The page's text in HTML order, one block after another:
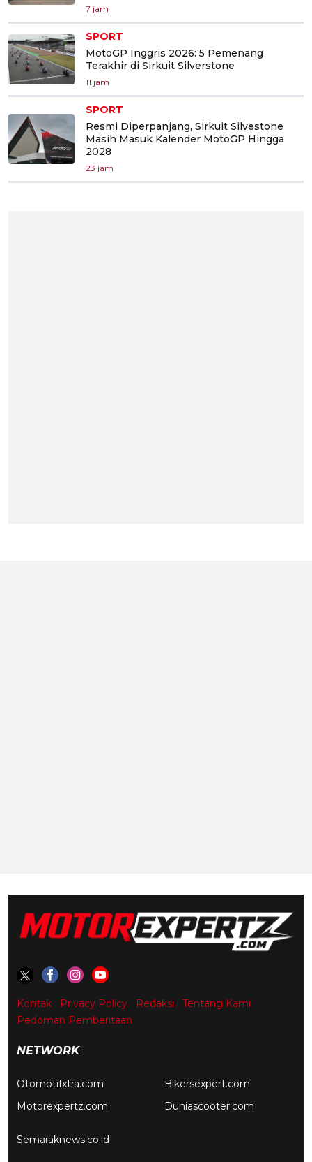
7 jam
SPORT
MotoGP Inggris 2026: 5 Pemenang
Terakhir di Sirkuit Silverstone
11 jam
SPORT
Resmi Diperpanjang, Sirkuit Silvestone
Masih Masuk Kalender MotoGP Hingga
2028
23 jam
Kontak Privacy Policy Redaksi
Tentang Kami
Pedoman Pemberitaan
NETWORK
Otomotifxtra.com
Motorexpertz.com
Bikersexpert.com
Duniascooter.com
Semaraknews.co.id